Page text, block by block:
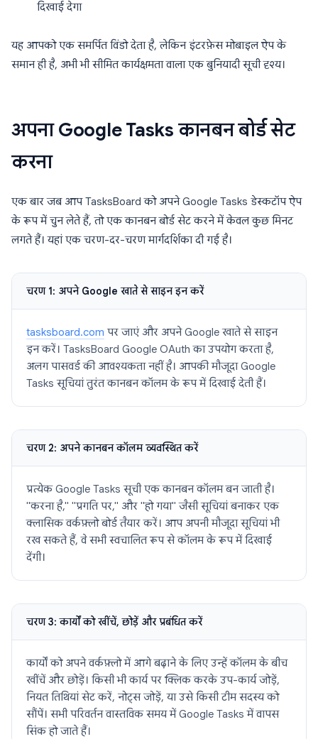
दिखाई देगा
यह आपको एक समर्पित विंडो देता है, लेकिन इंटरफ़ेस मोबाइल ऐप के
समान ही है, अभी भी सीमित कार्यक्षमता वाला एक बुनियादी सूची दृश्य।
अपना Google Tasks कानबन बोर्ड सेट
करना
एक बार जब आप TasksBoard को अपने Google Tasks डेस्कटॉप ऐप
के रूप में चुन लेते हैं, तो एक कानबन बोर्ड सेट करने में केवल कुछ मिनट
लगते हैं। यहां एक चरण-दर-चरण मार्गदर्शिका दी गई है।
चरण 1: अपने Google खाते से साइन इन करें
tasksboard.com पर जाएं और अपने Google खाते से साइन
इन करें। TasksBoard Google OAuth का उपयोग करता है,
अलग पासवर्ड की आवश्यकता नहीं है। आपकी मौजूदा Google
Tasks सूचियां तुरंत कानबन कॉलम के रूप में दिखाई देती हैं।
चरण 2: अपने कानबन कॉलम व्यवस्थित करें
प्रत्येक Google Tasks सूची एक कानबन कॉलम बन जाती है।
"करना है," "प्रगति पर," और "हो गया" जैसी सूचियां बनाकर एक
क्लासिक वर्कफ़्लो बोर्ड तैयार करें। आप अपनी मौजूदा सूचियां भी
रख सकते हैं, वे सभी स्वचालित रूप से कॉलम के रूप में दिखाई
देंगी।
चरण 3: कार्यों को खींचें, छोड़ें और प्रबंधित करें
कार्यों को अपने वर्कफ़्लो में आगे बढ़ाने के लिए उन्हें कॉलम के बीच
खींचें और छोड़ें। किसी भी कार्य पर क्लिक करके उप-कार्य जोड़ें,
नियत तिथियां सेट करें, नोट्स जोड़ें, या उसे किसी टीम सदस्य को
सौंपें। सभी परिवर्तन वास्तविक समय में Google Tasks में वापस
सिंक हो जाते हैं।